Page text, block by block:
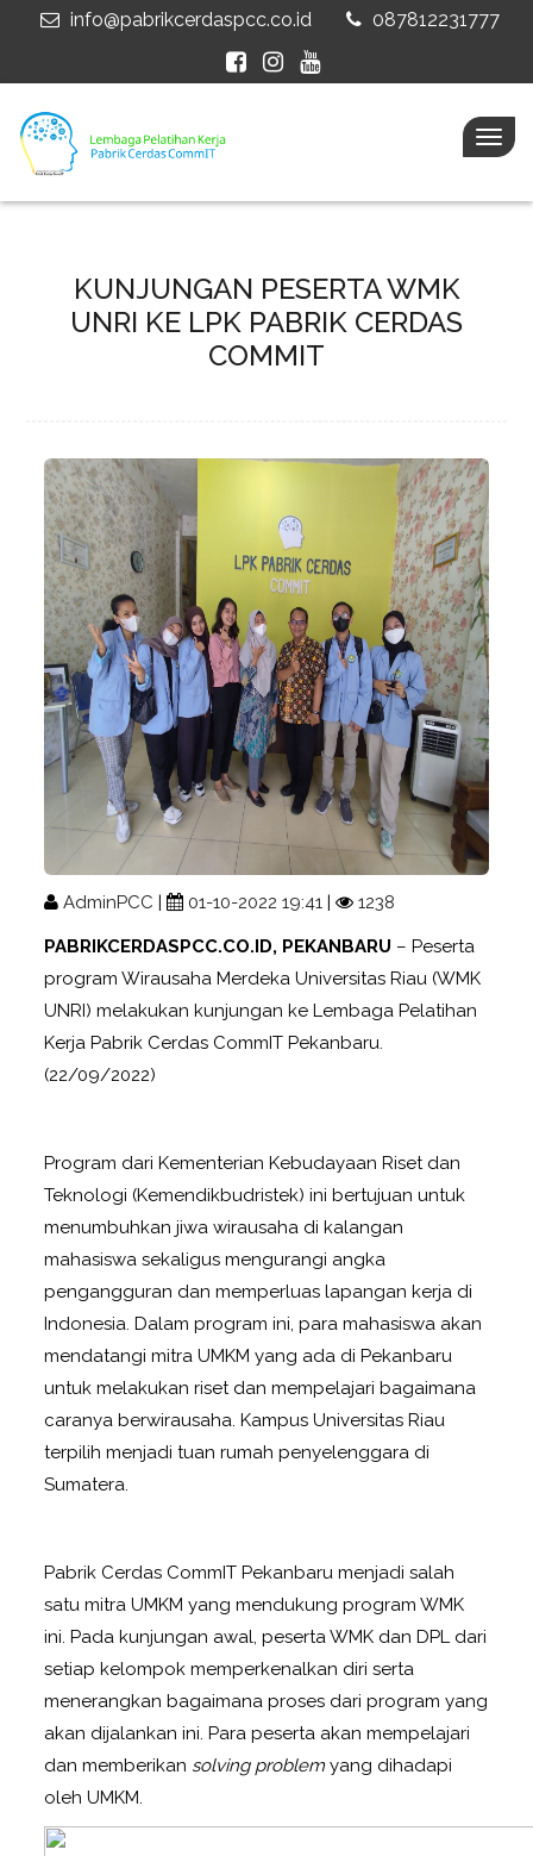
info@pabrikcerdaspcc.co.id 087812231777
KUNJUNGAN PESERTA WMK
UNRI KE LPK PABRIK CERDAS
COMMIT
AdminPCC | 01-10-2022 19:41 | 1238
PABRIKCERDASPCC.CO.ID, PEKANBARU – Peserta
program Wirausaha Merdeka Universitas Riau (WMK
UNRI) melakukan kunjungan ke Lembaga Pelatihan
Kerja Pabrik Cerdas CommIT Pekanbaru.
(22/09/2022)
Program dari Kementerian Kebudayaan Riset dan
Teknologi (Kemendikbudristek) ini bertujuan untuk
menumbuhkan jiwa wirausaha di kalangan
mahasiswa sekaligus mengurangi angka
pengangguran dan memperluas lapangan kerja di
Indonesia. Dalam program ini, para mahasiswa akan
mendatangi mitra UMKM yang ada di Pekanbaru
untuk melakukan riset dan mempelajari bagaimana
caranya berwirausaha. Kampus Universitas Riau
terpilih menjadi tuan rumah penyelenggara di
Sumatera.
Pabrik Cerdas CommIT Pekanbaru menjadi salah
satu mitra UMKM yang mendukung program WMK
ini. Pada kunjungan awal, peserta WMK dan DPL dari
setiap kelompok memperkenalkan diri serta
menerangkan bagaimana proses dari program yang
akan dijalankan ini. Para peserta akan mempelajari
dan memberikan solving problem yang dihadapi
oleh UMKM.